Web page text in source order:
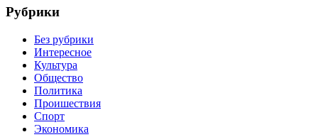
Рубрики
Без рубрики
Интересное
Культура
Общество
Политика
Проишествия
Спорт
Экономика